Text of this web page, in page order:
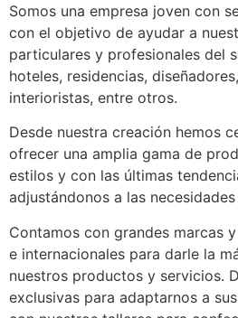
Somos una empresa joven con
con el objetivo de ayudar a
particulares y profesionales del
hoteles, residencias,
interioristas, entre otros.
Desde nuestra creación hemos
ofrecer una amplia gama de
estilos y con las últimas
adjustándonos a las
Contamos con grandes marcas
e internacionales para darle la
nuestros productos y servicios.
exclusivas para adaptarnos a